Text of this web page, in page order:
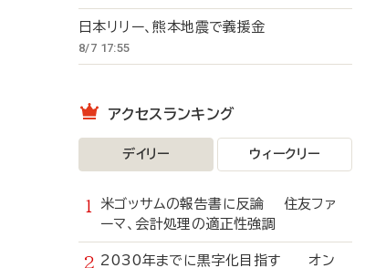
日本リリー、熊本地震で義援金
8/7 17:55
アクセスランキング
デイリー ウィークリー
米ゴッサムの報告書に反論 住友ファ
ーマ、会計処理の適正性強調
2030年までに黒字化目指す オン